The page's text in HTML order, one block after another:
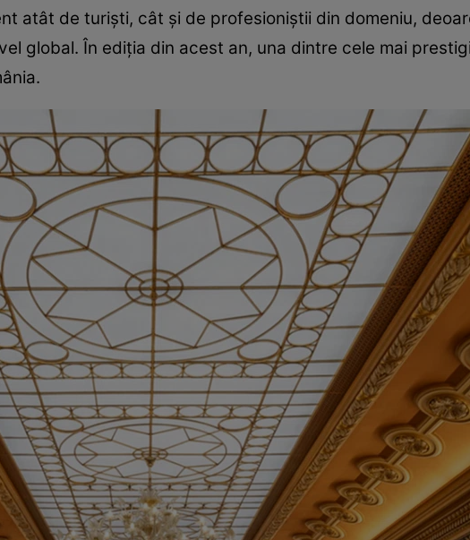
atât de turiști, cât și de profesioniștii din domeniu,
global. În ediția din acest an, una dintre cele mai